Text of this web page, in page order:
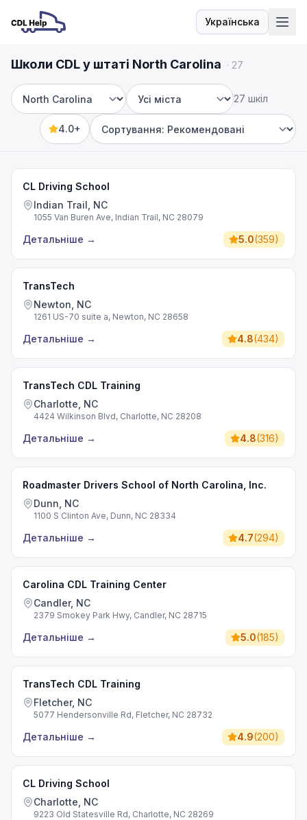
Українська
Мова
Школи CDL у штаті North Carolina · 27
Штат Місто
27 шкіл
4.0+
Sort by
CL Driving School
Indian Trail, NC
1055 Van Buren Ave, Indian Trail, NC 28079
Детальніше → 5.0(359)
TransTech
Newton, NC
1261 US-70 suite a, Newton, NC 28658
Детальніше → 4.8(434)
TransTech CDL Training
Charlotte, NC
4424 Wilkinson Blvd, Charlotte, NC 28208
Детальніше → 4.8(316)
Roadmaster Drivers School of North Carolina, Inc.
Dunn, NC
1100 S Clinton Ave, Dunn, NC 28334
Детальніше → 4.7(294)
Carolina CDL Training Center
Candler, NC
2379 Smokey Park Hwy, Candler, NC 28715
Детальніше → 5.0(185)
TransTech CDL Training
Fletcher, NC
5077 Hendersonville Rd, Fletcher, NC 28732
Детальніше → 4.9(200)
CL Driving School
Charlotte, NC
9223 Old Statesville Rd, Charlotte, NC 28269